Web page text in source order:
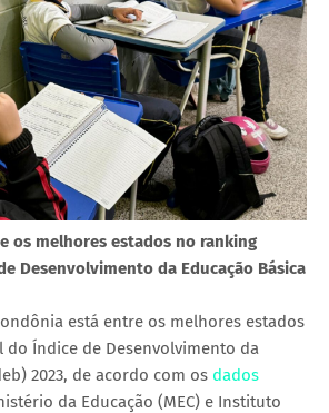
os melhores estados no ranking
Desenvolvimento da Educação Básica
está entre os melhores estados
do Índice de Desenvolvimento da
2023, de acordo com os dados
da Educação (MEC) e Instituto